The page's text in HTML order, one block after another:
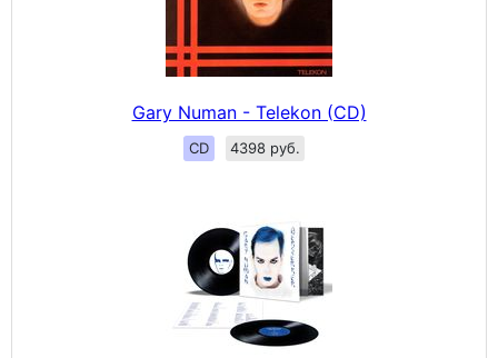
Gary Numan - Telekon (CD)
CD 4398 руб.